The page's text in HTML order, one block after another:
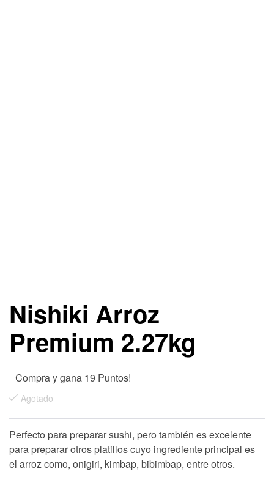
Nishiki Arroz
Premium 2.27kg
Compra y gana 19 Puntos!
Agotado
Perfecto para preparar sushi, pero también es excelente
para preparar otros platillos cuyo ingrediente principal es
el arroz como, onigiri, kimbap, bibimbap, entre otros.